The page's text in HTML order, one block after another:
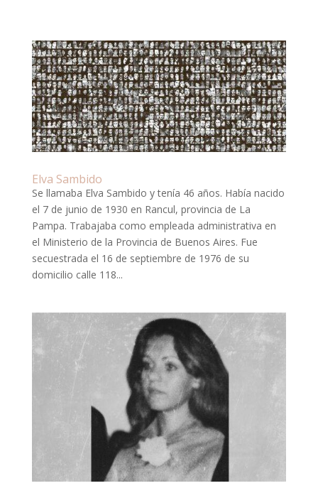
Elva Sambido
Se llamaba Elva Sambido y tenía 46 años. Había nacido
el 7 de junio de 1930 en Rancul, provincia de La
Pampa. Trabajaba como empleada administrativa en
el Ministerio de la Provincia de Buenos Aires. Fue
secuestrada el 16 de septiembre de 1976 de su
domicilio calle 118...